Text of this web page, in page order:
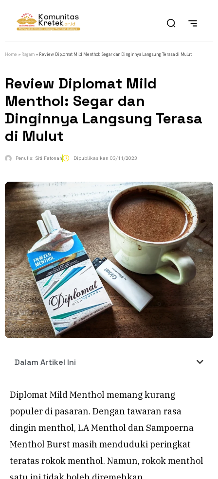
Home » Ragam » Review Diplomat Mild Menthol: Segar dan Dinginnya Langsung Terasa di Mulut
Review Diplomat Mild
Menthol: Segar dan
Dinginnya Langsung Terasa
di Mulut
Penulis: Siti Fatonah Dipublikasikan 03/11/2023
Dalam Artikel Ini
Diplomat Mild Menthol memang kurang
populer di pasaran. Dengan tawaran rasa
dingin menthol, LA Menthol dan Sampoerna
Menthol Burst masih menduduki peringkat
teratas rokok menthol. Namun, rokok menthol